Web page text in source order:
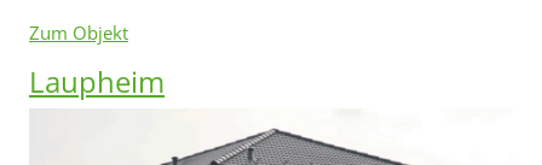
Zum Objekt
Laupheim